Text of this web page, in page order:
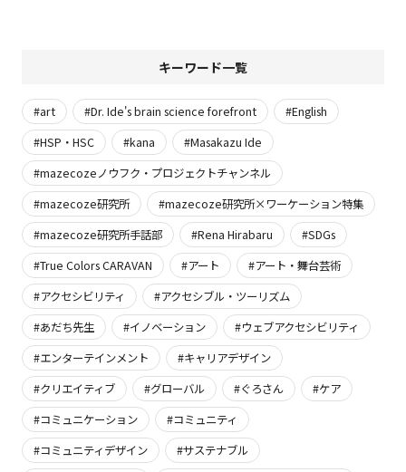
キーワード一覧
#art #Dr. Ide's brain science forefront
#English
#HSP・HSC
#kana
#Masakazu Ide
#mazecozeノウフク・プロジェクトチャンネル
#mazecoze研究所
#mazecoze研究所×ワーケーション特集
#mazecoze研究所手話部
#Rena Hirabaru
#SDGs
#True Colors CARAVAN
#アート
#アート・舞台芸術
#アクセシビリティ
#アクセシブル・ツーリズム
#あだち先生
#イノベーション
#ウェブアクセシビリティ
#エンターテインメント
#キャリアデザイン
#クリエイティブ
#グローバル #ぐろさん
#ケア
#コミュニケーション
#コミュニティ
#コミュニティデザイン
#サステナブル